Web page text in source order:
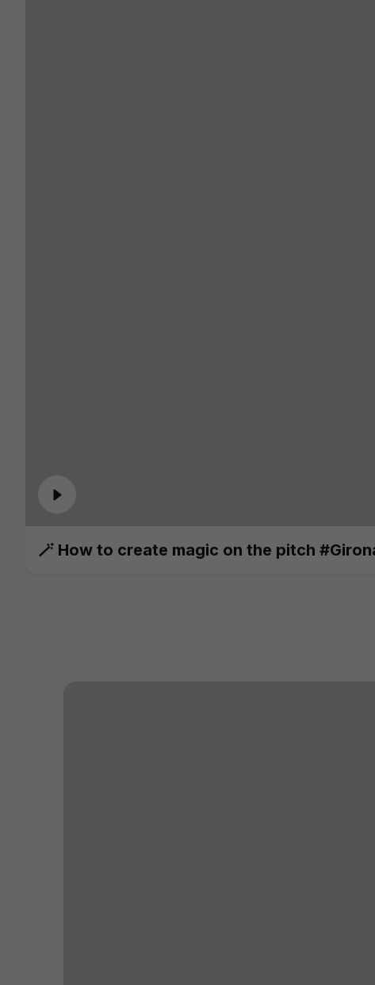
🪄 How to create magic on the pitch